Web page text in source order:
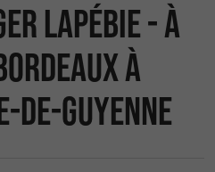
Lapébie - à
à
Guyenne